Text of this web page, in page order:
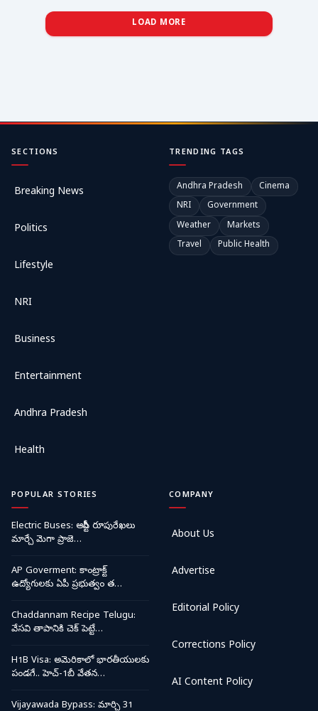
LOAD MORE
SECTIONS
Breaking News
Politics
Lifestyle
NRI
Business
Entertainment
Andhra Pradesh
Health
TRENDING TAGS
Andhra Pradesh
Cinema
NRI
Government
Weather
Markets
Travel
Public Health
POPULAR STORIES
Electric Buses: ఆర్టీసీ రూపురేఖలు
మార్చే మెగా ప్రాజె…
AP Goverment: కాంట్రాక్ట్
ఉద్యోగులకు ఏపీ ప్రభుత్వం త…
Chaddannam Recipe Telugu:
వేసవి తాపానికి చెక్ పెట్టే…
H1B Visa: అమెరికాలో భారతీయులకు
పండగే.. హెచ్-1బీ వేతన…
Vijayawada Bypass: మార్చి 31
COMPANY
About Us
Advertise
Editorial Policy
Corrections Policy
AI Content Policy